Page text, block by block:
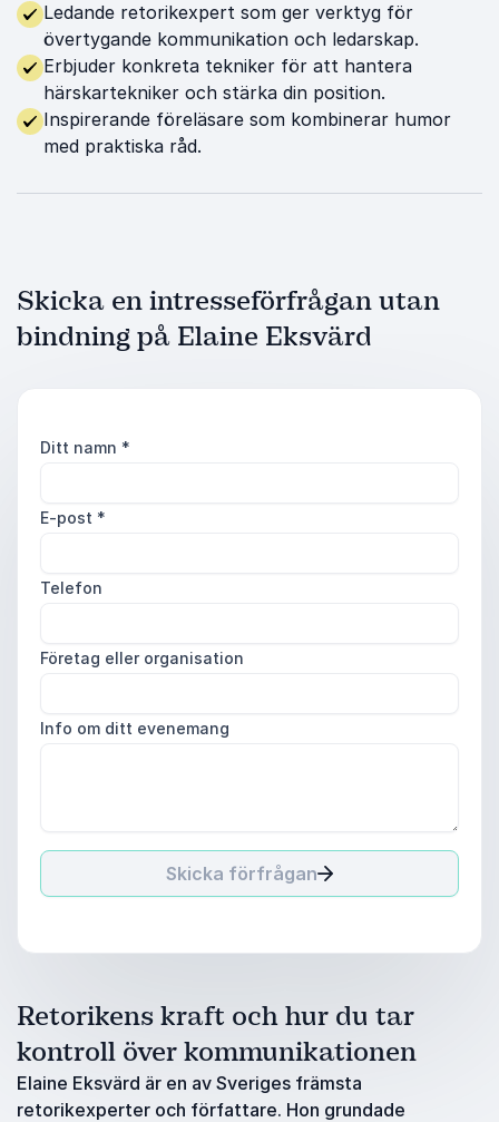
Ledande retorikexpert som ger verktyg för
övertygande kommunikation och ledarskap.
Erbjuder konkreta tekniker för att hantera
härskartekniker och stärka din position.
Inspirerande föreläsare som kombinerar humor
med praktiska råd.
Skicka en intresseförfrågan utan
bindning på Elaine Eksvärd
Ditt namn *
E-post *
Telefon
Företag eller organisation
Info om ditt evenemang
Skicka förfrågan
Retorikens kraft och hur du tar
kontroll över kommunikationen
Elaine Eksvärd är en av Sveriges främsta
retorikexperter och författare. Hon grundade